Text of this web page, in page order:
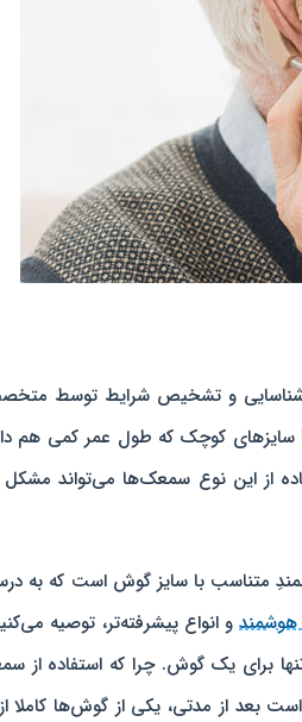
و شناسایی و تشخیص شرایط توسط
کوچک که طول عمر کمی هم
از این نوع سمعک‌ها می‌تواند مشکل
متناسب با سایز گوش است که به
و انواع پیشرفته‌تر، توصیه
برای یک گوش. چرا که استفاده از
از مدتی، یکی از گوش‌ها کاملا از